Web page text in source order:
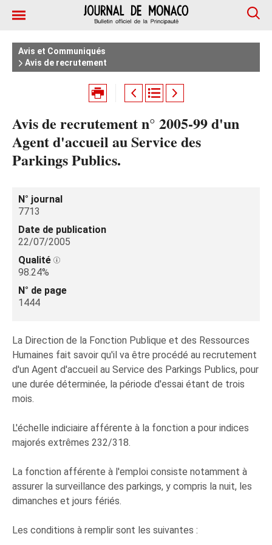
Avis et Communiqués
Avis de recrutement
Avis de recrutement n° 2005-99 d'un
Agent d'accueil au Service des
Parkings Publics.
N° journal
7713
Date de publication
22/07/2005
Qualité
98.24%
N° de page
1444
La Direction de la Fonction Publique et des Ressources
Humaines fait savoir qu'il va être procédé au recrutement
d'un Agent d'accueil au Service des Parkings Publics, pour
une durée déterminée, la période d'essai étant de trois
mois.
L'échelle indiciaire afférente à la fonction a pour indices
majorés extrêmes 232/318.
La fonction afférente à l'emploi consiste notamment à
assurer la surveillance des parkings, y compris la nuit, les
dimanches et jours fériés.
Les conditions à remplir sont les suivantes :